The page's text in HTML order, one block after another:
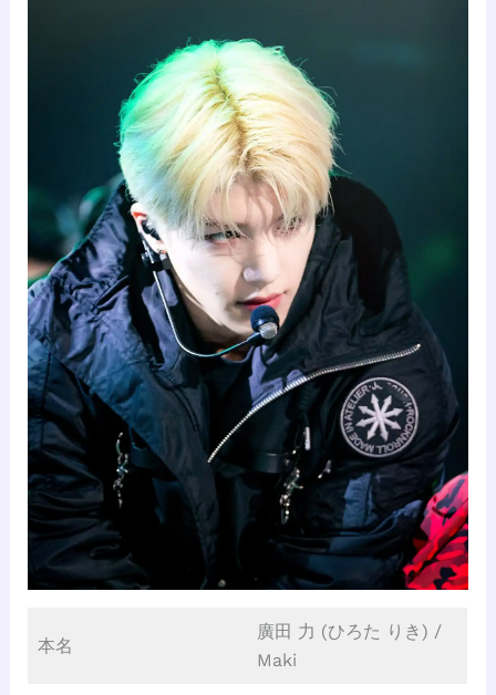
本名
廣田 力 (ひろた りき) /
Maki